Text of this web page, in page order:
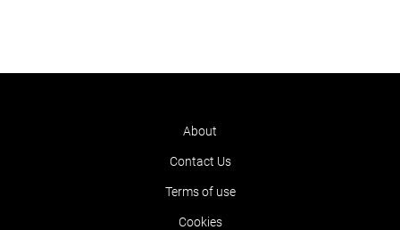
About
Contact Us
Terms of use
Cookies